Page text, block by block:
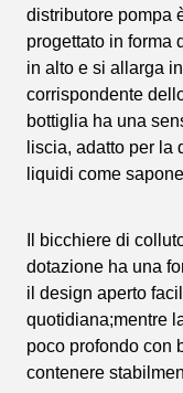
distributore pompa
progettato in forma
in alto e si allarga
corrispondente
bottiglia ha una
liscia, adatto per
liquidi come
Il bicchiere di
dotazione ha una
il design aperto
quotidiana;mentre
poco profondo con
contenere